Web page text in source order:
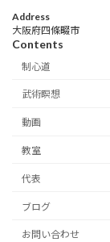
Address
大阪府四條畷市
Contents
制心道
武術瞑想
動画
教室
代表
ブログ
お問い合わせ